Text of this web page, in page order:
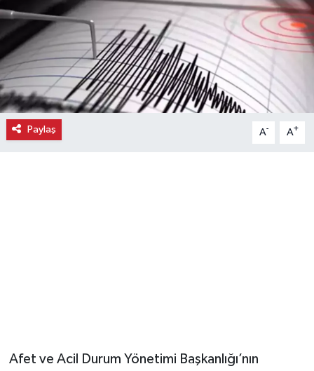
Paylaş A- A+
Afet ve Acil Durum Yönetimi Başkanlığı’nın
Emlak
Gündem
Gurme
Haber